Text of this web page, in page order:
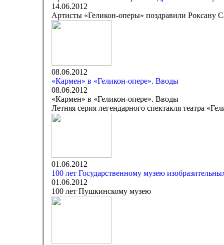
14.06.2012
Артисты «Геликон-оперы» поздравили Роксану
08.06.2012
«Кармен» в «Геликон-опере». Вводы
08.06.2012
«Кармен» в «Геликон-опере». Вводы
Летняя серия легендарного спектакля театра
01.06.2012
100 лет Государственному музею
01.06.2012
100 лет Пушкинскому музею